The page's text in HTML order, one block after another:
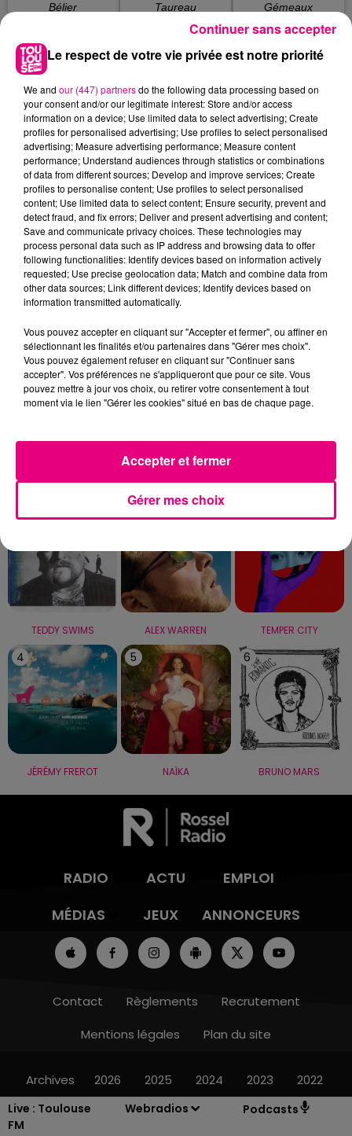
Live : Toulouse
FM
Webradios Podcasts
Bélier Taureau Gémeaux
Cancer Lion Vierge
Balance Scorpion Sagittaire
LE TOP
1
TEDDY SWIMS
2
ALEX WARREN
3
TEMPER CITY
4
JÉRÉMY FREROT
5
NAÏKA
6
BRUNO MARS
RADIO ACTU
EMPLOI
MÉDIAS
JEUX ANNONCEURS
Contact Règlements
Recrutement
Mentions légales
Plan du site
Archives 2026 2025 2024 2023 2022
Le respect de votre vie privée est notre priorité
We and our (447) partnersdo the following data processing based on
your consent and/or our legitimate interest: Store and/or access
information on a device; Use limited data to select advertising; Create
profiles for personalised advertising; Use profiles to select personalised
advertising; Measure advertising performance; Measure content
performance; Understand audiences through statistics or combinations
of data from different sources; Develop and improve services; Create
profiles to personalise content; Use profiles to select personalised
content; Use limited data to select content; Ensure security, prevent and
detect fraud, and fix errors; Deliver and present advertising and content;
Save and communicate privacy choices. These technologies may
process personal data such as IP address and browsing data to offer
following functionalities: Identify devices based on information actively
requested; Use precise geolocation data; Match and combine data from
other data sources; Link different devices; Identify devices based on
information transmitted automatically.
Vous pouvez accepter en cliquant sur "Accepter et fermer", ou affiner en
sélectionnant les finalités et/ou partenaires dans "Gérer mes choix".
Vous pouvez également refuser en cliquant sur "Continuer sans
accepter". Vos préférences ne s'appliqueront que pour ce site. Vous
pouvez mettre à jour vos choix, ou retirer votre consentement à tout
moment via le lien "Gérer les cookies" situé en bas de chaque page.
Gérer mes choix
Accepter et fermer
Continuer sans accepter